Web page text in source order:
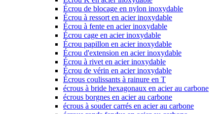
Écrou de blocage en nylon inoxydable
Écrou à ressort en acier inoxydable
Écrou à fente en acier inoxydable
Écrou cage en acier inoxydable
Écrou papillon en acier inoxydable
Écrou d'extension en acier inoxydable
Écrou à rivet en acier inoxydable
Écrou de vérin en acier inoxydable
Écrous coulissants à rainure en T
écrous à bride hexagonaux en acier au carbone
écrous borgnes en acier au carbone
écrous à souder carrés en acier au carbone